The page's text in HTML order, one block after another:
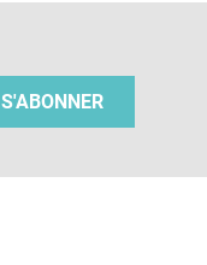
S'ABONNER